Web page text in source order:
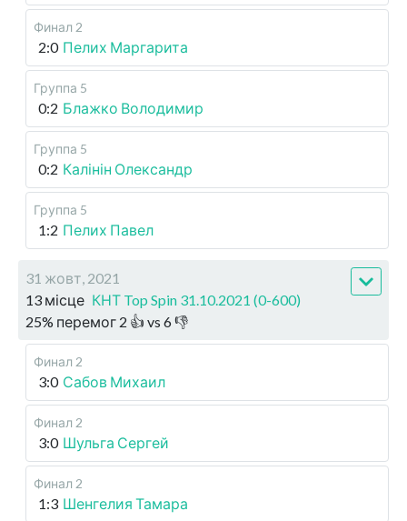
Финал 2
2:0 Пелих Маргарита
Группа 5
0:2 Блажко Володимир
Группа 5
0:2 Калінін Олександр
Группа 5
1:2 Пелих Павел
31 жовт, 2021
13 місце КНТ Top Spin 31.10.2021 (0-600)
25% перемог 2 👍 vs 6👎
Финал 2
3:0 Сабов Михаил
Финал 2
3:0 Шульга Сергей
Финал 2
1:3 Шенгелия Тамара